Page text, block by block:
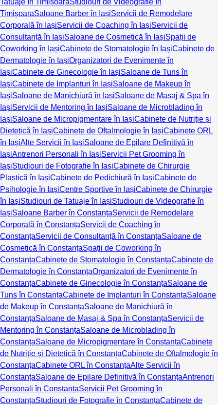
Tatuaje în TimișoaraStudiouri de Videografie în
TimișoaraSaloane Barber în IașiServicii de Remodelare
Corporală în IașiServicii de Coaching în IașiServicii de
Consultanță în IașiSaloane de Cosmetică în IașiSpații de
Coworking în IașiCabinete de Stomatologie în IașiCabinete de
Dermatologie în IașiOrganizatori de Evenimente în
IașiCabinete de Ginecologie în IașiSaloane de Tuns în
IașiCabinete de Implanturi în IașiSaloane de Makeup în
IașiSaloane de Manichiură în IașiSaloane de Masaj & Spa în
IașiServicii de Mentoring în IașiSaloane de Microblading în
IașiSaloane de Micropigmentare în IașiCabinete de Nutriție și
Dietetică în IașiCabinete de Oftalmologie în IașiCabinete ORL
în IașiAlte Servicii în IașiSaloane de Epilare Definitivă în
IașiAntrenori Personali în IașiServicii Pet Grooming în
IașiStudiouri de Fotografie în IașiCabinete de Chirurgie
Plastică în IașiCabinete de Pedichiură în IașiCabinete de
Psihologie în IașiCentre Sportive în IașiCabinete de Chirurgie
în IașiStudiouri de Tatuaje în IașiStudiouri de Videografie în
IașiSaloane Barber în ConstanțaServicii de Remodelare
Corporală în ConstanțaServicii de Coaching în
ConstanțaServicii de Consultanță în ConstanțaSaloane de
Cosmetică în ConstanțaSpații de Coworking în
ConstanțaCabinete de Stomatologie în ConstanțaCabinete de
Dermatologie în ConstanțaOrganizatori de Evenimente în
ConstanțaCabinete de Ginecologie în ConstanțaSaloane de
Tuns în ConstanțaCabinete de Implanturi în ConstanțaSaloane
de Makeup în ConstanțaSaloane de Manichiură în
ConstanțaSaloane de Masaj & Spa în ConstanțaServicii de
Mentoring în ConstanțaSaloane de Microblading în
ConstanțaSaloane de Micropigmentare în ConstanțaCabinete
de Nutriție și Dietetică în ConstanțaCabinete de Oftalmologie în
ConstanțaCabinete ORL în ConstanțaAlte Servicii în
ConstanțaSaloane de Epilare Definitivă în ConstanțaAntrenori
Personali în ConstanțaServicii Pet Grooming în
ConstanțaStudiouri de Fotografie în ConstanțaCabinete de